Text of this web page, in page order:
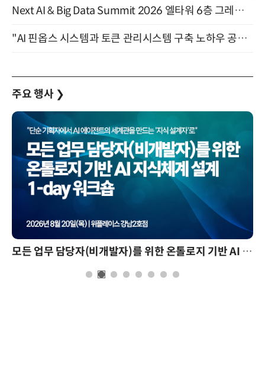
Next AI & Big Data Summit 2026 엘타워 6층 그레이스홀 개최 (9/18)
"AI 핀옵스 시스템과 토큰 관리시스템 구축 노하우 공개" 잠실 한국광고문화회관 2층 대회의실 (8/21)
주요 행사 ❯
모든 업무 담당자(비개발자)를 위한 온톨로지 기반 AI 지식체계 설계 1-day 워크숍